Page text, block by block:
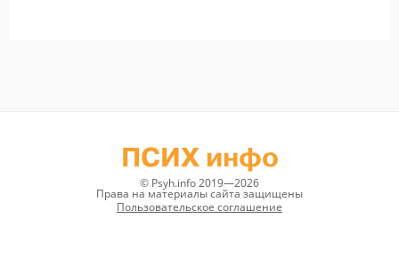
ПСИХ инфо
© Psyh.info 2019—2026
Права на материалы сайта защищены
Пользовательское соглашение